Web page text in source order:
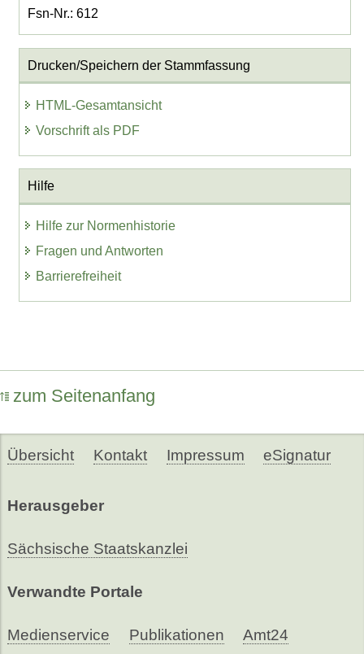
Fsn-Nr.: 612
Drucken/Speichern der Stammfassung
HTML-Gesamtansicht
Vorschrift als PDF
Hilfe
Hilfe zur Normenhistorie
Fragen und Antworten
Barrierefreiheit
zum Seitenanfang
Übersicht Kontakt Impressum eSignatur
Herausgeber
Sächsische Staatskanzlei
Verwandte Portale
Medienservice Publikationen Amt24